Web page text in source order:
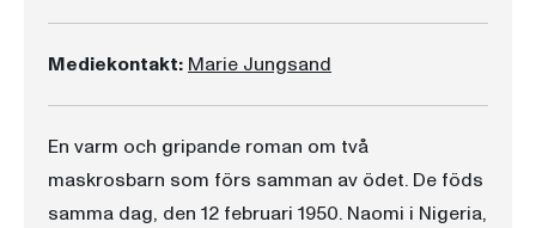
Mediekontakt: Marie Jungsand
En varm och gripande roman om två
maskrosbarn som förs samman av ödet. De föds
samma dag, den 12 februari 1950. Naomi i Nigeria,